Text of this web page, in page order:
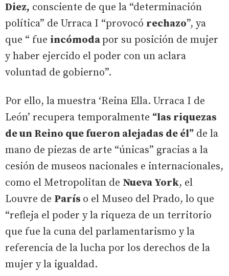
Diez, consciente de que la “determinación
política” de Urraca I “provocó rechazo”, ya
que “ fue incómodapor su posición de mujer
y haber ejercido el poder con un aclara
voluntad de gobierno”.
Por ello, la muestra ‘Reina Ella. Urraca I de
León’ recupera temporalmente “las riquezas
de un Reino que fueron alejadas de él” de la
mano de piezas de arte “únicas” gracias a la
cesión de museos nacionales e internacionales,
como el Metropolitan de Nueva York, el
Louvre de París o el Museo del Prado, lo que
“refleja el poder y la riqueza de un territorio
que fue la cuna del parlamentarismo y la
referencia de la lucha por los derechos de la
mujer y la igualdad.